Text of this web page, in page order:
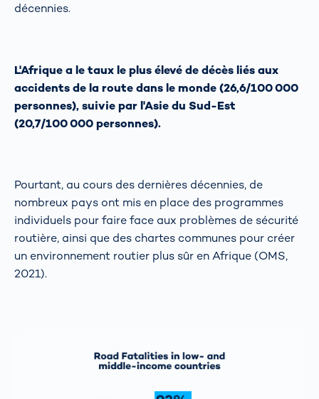
décennies.
L'Afrique a le taux le plus élevé de décès liés aux
accidents de la route dans le monde (26,6/100 000
personnes), suivie par l'Asie du Sud-Est
(20,7/100 000 personnes).
Pourtant, au cours des dernières décennies, de
nombreux pays ont mis en place des programmes
individuels pour faire face aux problèmes de sécurité
routière, ainsi que des chartes communes pour créer
un environnement routier plus sûr en Afrique (OMS,
2021).